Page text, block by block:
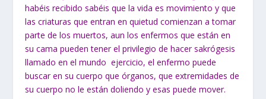
habéis recibido sabéis que la vida es movimiento y que
las criaturas que entran en quietud comienzan a tomar
parte de los muertos, aun los enfermos que están en
su cama pueden tener el privilegio de hacer sakrógesis
llamado en el mundo ejercicio, el enfermo puede
buscar en su cuerpo que órganos, que extremidades de
su cuerpo no le están doliendo y esas puede mover.